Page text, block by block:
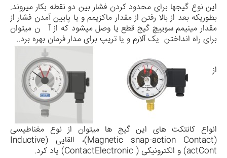
این نوع گیج­ها برای محدود کردن فشار بین دو نقطه بکار می­روند.
بطوریکه بعد از بالا رفتن از مقدار ماکزیمم و یا پایین آمدن فشار از
مقدار مینیمم سوییچ گیج قطع یا وصل می­شود که از آ ن می­توان
برای راه انداختن یک آلارم و یا تریپ برای مدار فرمان بهره برد..
از
انواع کانتکت های این گیج ها می­توان از نوع مغناطیسی
(
Magnetic snap-action Contact)، القایی (Inductive
Cont
act) و الکترونیکی ( Electronic
Contact) یاد کرد.